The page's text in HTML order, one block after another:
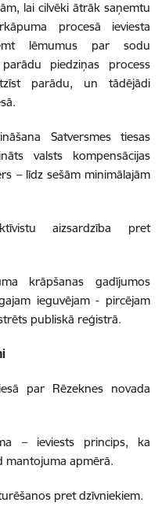
lai cilvēki ātrāk saņemtu
procesā ieviesta
lēmumus par sodu
piedziņas process
parādu, un tādējādi
Satversmes tiesas
valsts kompensācijas
– līdz sešām minimālajām
aizsardzība pret
krāpšanas gadījumos
ieguvējam - pircējam
publiskā reģistrā.
par Rēzeknes novada
– ieviests princips, ka
mantojuma apmērā.
pret dzīvniekiem.